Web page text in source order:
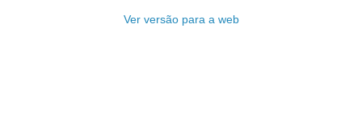
Ver versão para a web